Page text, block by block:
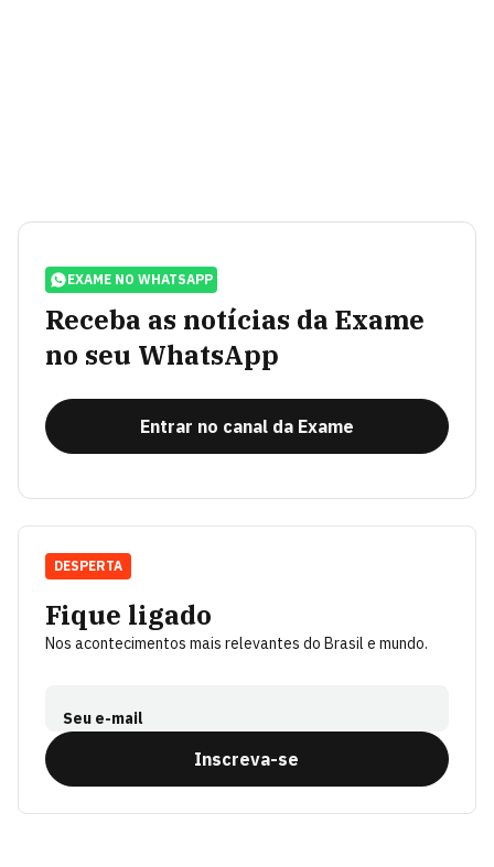
EXAME NO WHATSAPP
Receba as notícias da Exame
no seu WhatsApp
Entrar no canal da Exame
Fique ligado
Nos acontecimentos mais relevantes do Brasil e mundo.
Seu e-mail
Inscreva-se
DESPERTA